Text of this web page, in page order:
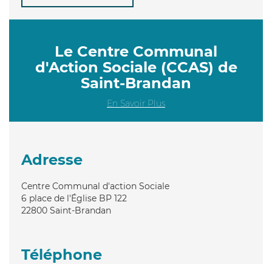
Le Centre Communal
d'Action Sociale (CCAS) de
Saint-Brandan
En Savoir Plus
Adresse
Centre Communal d'action Sociale
6 place de l'Église BP 122
22800 Saint-Brandan
Téléphone